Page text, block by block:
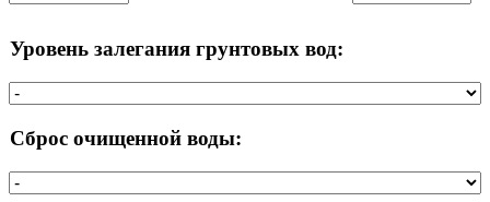
Уровень залегания грунтовых вод:
Сброс очищенной воды: